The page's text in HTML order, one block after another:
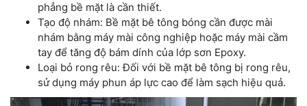
phẳng bề mặt là cần thiết.
Tạo độ nhám: Bề mặt bê tông bóng cần được mài
nhám bằng máy mài công nghiệp hoặc máy mài cầm
tay để tăng độ bám dính của lớp sơn Epoxy.
Loại bỏ rong rêu: Đối với bề mặt bê tông bị rong rêu,
sử dụng máy phun áp lực cao để làm sạch hiệu quả.